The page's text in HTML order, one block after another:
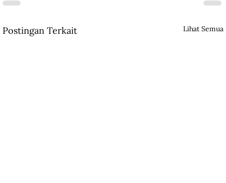
Postingan Terkait Lihat Semua